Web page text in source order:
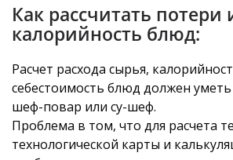
Как рассчитать потери
калорийность блюд:
Расчет расхода сырья,
себестоимость блюд должен
шеф-повар или су-шеф.
Проблема в том, что для расчета
технологической карты и